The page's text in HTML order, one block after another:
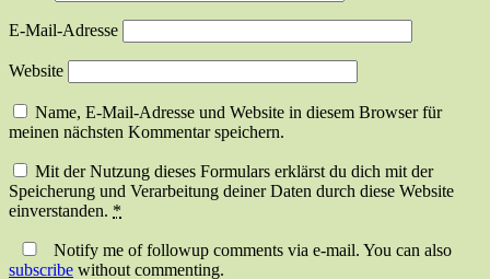
E-Mail-Adresse
Website
Name, E-Mail-Adresse und Website in diesem Browser für
meinen nächsten Kommentar speichern.
Mit der Nutzung dieses Formulars erklärst du dich mit der
Speicherung und Verarbeitung deiner Daten durch diese Website
einverstanden. *
Notify me of followup comments via e-mail. You can also
subscribe without commenting.